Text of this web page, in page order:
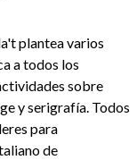
plantea varios
a todos los
sobre
y serigrafía. Todos
para
de